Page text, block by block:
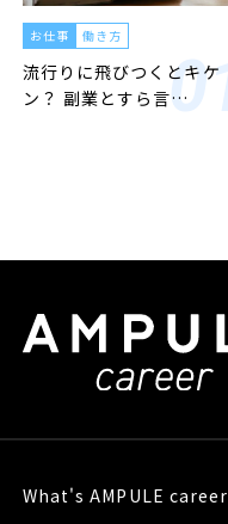
お仕事 働き方
流行りに飛びつくとキケ
ン？ 副業とすら言…
What's AMPULE career